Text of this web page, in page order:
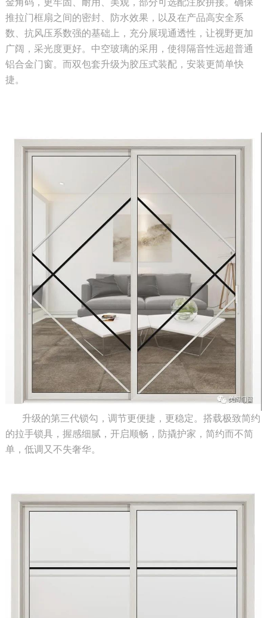
金角码，更牢固、耐用、美观，部分可选配注胶拼接。确保
推拉门框扇之间的密封、防水效果，以及在产品高安全系
数、抗风压系数强的基础上，充分展现通透性，让视野更加
广阔，采光度更好。中空玻璃的采用，使得隔音性远超普通
铝合金门窗。而双包套升级为胶压式装配，安装更简单快
捷。
升级的第三代锁勾，调节更便捷，更稳定。搭载极致简约
的拉手锁具，握感细腻，开启顺畅，防撬护家，简约而不简
单，低调又不失奢华。